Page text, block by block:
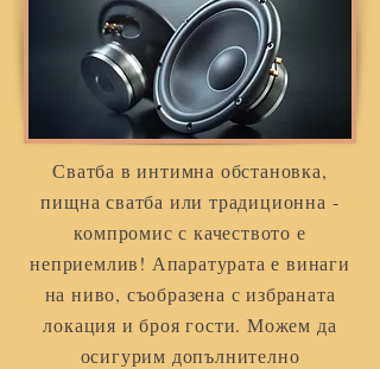
Сватба в интимна обстановка,
пищна сватба или традиционна -
компромис с качеството е
неприемлив! Апаратурата е винаги
на ниво, съобразена с избраната
локация и броя гости. Можем да
осигурим допълнително